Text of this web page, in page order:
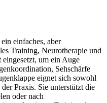
einfaches, aber
Training, Neurotherapie und
um ein Auge
Sehschärfe
eignet sich sowohl
Praxis. Sie unterstützt die
oder nach